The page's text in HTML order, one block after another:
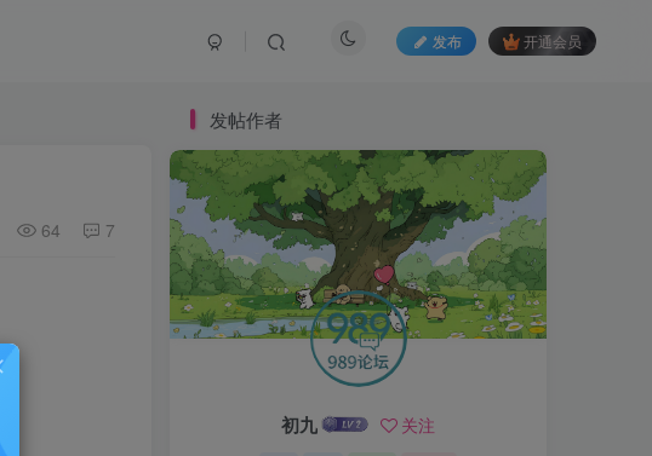
发布 开通会员
64 7
发帖作者
初九 关注